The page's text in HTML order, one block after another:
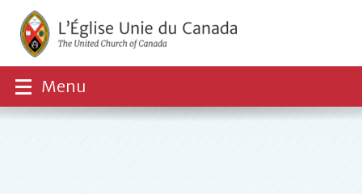
Menu